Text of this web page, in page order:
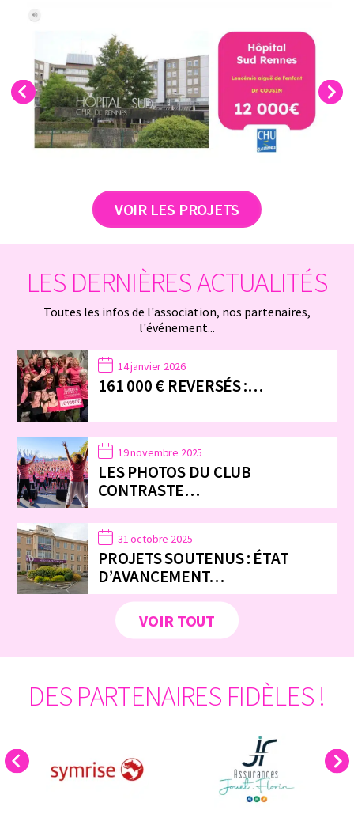
VOIR LES PROJETS
LES DERNIÈRES ACTUALITÉS
Toutes les infos de l'association, nos partenaires,
l'événement...
VOIR TOUT
14 janvier 2026
161 000 € REVERSÉS :…
19 novembre 2025
LES PHOTOS DU CLUB
CONTRASTE…
31 octobre 2025
PROJETS SOUTENUS : ÉTAT
D’AVANCEMENT…
DES PARTENAIRES FIDÈLES !